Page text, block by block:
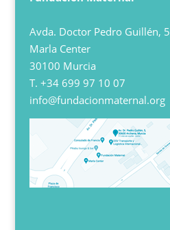
Avda. Doctor Pedro Guillén, 5
Marla Center
30100 Murcia
T. +34 699 97 10 07
info@fundacionmaternal.org